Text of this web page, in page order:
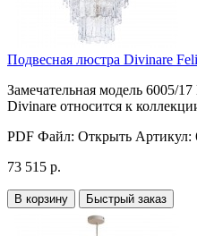
Подвесная люстра Divinare
Замечательная модель 6005/
Divinare относится к
PDF Файл: Открыть Артикул:
73 515 р.
В корзину Быстрый заказ